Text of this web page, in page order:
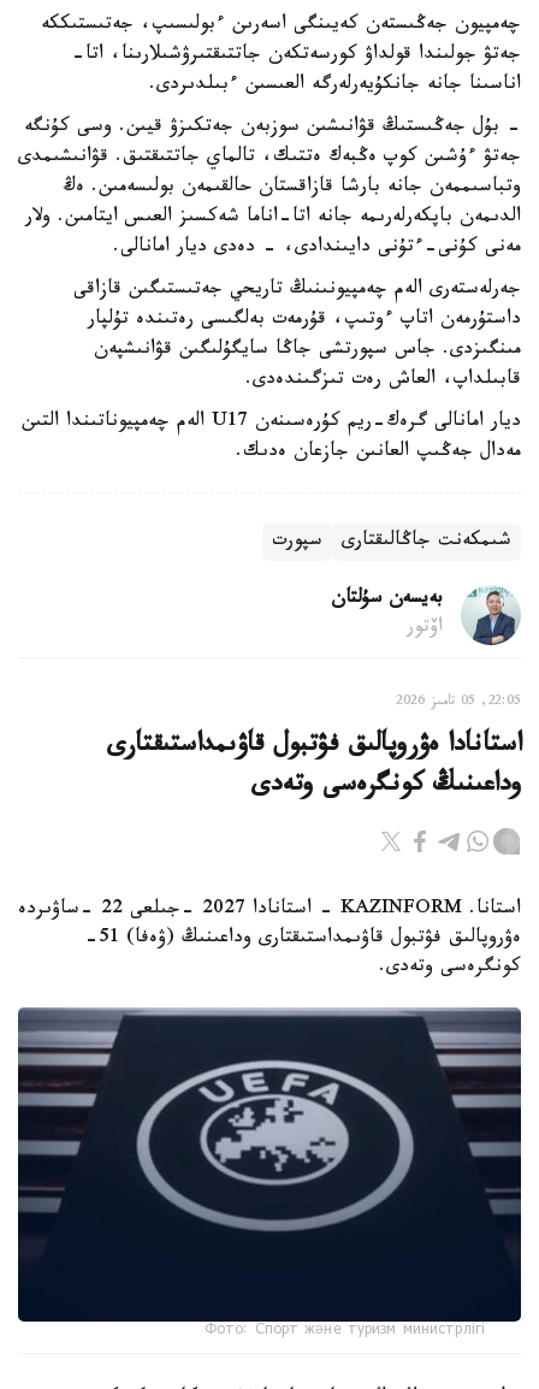
چەمپيون جەڭىستەن كەيىنگى اسەرىن ءبولىسىپ، جەتىستىككە
جەتۋ جولىندا قولداۋ كورسەتكەن جاتتىقتىرۋشىلارىنا، اتا-
اناسىنا جانە جانكۇيەرلەرگە العىسىن ءبىلدىردى.
- بۇل جەڭىستىڭ قۋانىشىن سوزبەن جەتكىزۋ قيىن. وسى كۇنگە
جەتۋ ءۇشىن كوپ ەڭبەك ەتتىك، تالماي جاتتىقتىق. قۋانىشىمدى
وتباسىممەن جانە بارشا قازاقستان حالقىمەن بولىسەمىن. ەڭ
الدىمەن باپكەرلەرىمە جانە اتا-اناما شەكسىز العىس ايتامىن. ولار
مەنى كۇنى-ءتۇنى دايىندادى، - دەدى ديار امانالى.
جەرلەستەرى الەم چەمپيونىنىڭ تاريحي جەتىستىگىن قازاقى
داستۇرمەن اتاپ ءوتىپ، قۇرمەت بەلگىسى رەتىندە تۇلپار
مىنگىزدى. جاس سپورتشى جاڭا سايگۇلىگىن قۋانىشپەن
قابىلداپ، العاش رەت تىزگىندەدى.
ديار امانالى گرەك-ريم كۇرەسىنەن U17 الەم چەمپيوناتىندا التىن
مەدال جەڭىپ العانىن جازعان ەدىك.
شىمكەنت جاڭالىقتارى سپورت
بەيسەن سۇلتان
اۆتور
22:05, 05 تامىز 2026
استانادا ەۋروپالىق فۋتبول قاۋىمداستىقتارى
وداعىنىڭ كونگرەسى وتەدى
استانا. KAZINFORM - استانادا 2027 -جىلعى 22 -ساۋىردە
ەۋروپالىق فۋتبول قاۋىمداستىقتارى وداعىنىڭ (ۋەفا) 51-
كونگرەسى وتەدى.
Фото: Спорт және туризм министрлігі